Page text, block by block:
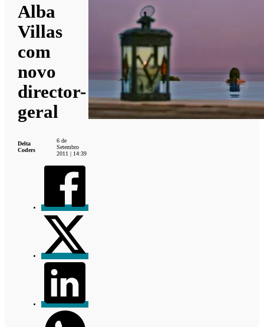
Alba
Villas
com
novo
director-
geral
Delta
Coders
6 de
Setembro
2011 | 14:39